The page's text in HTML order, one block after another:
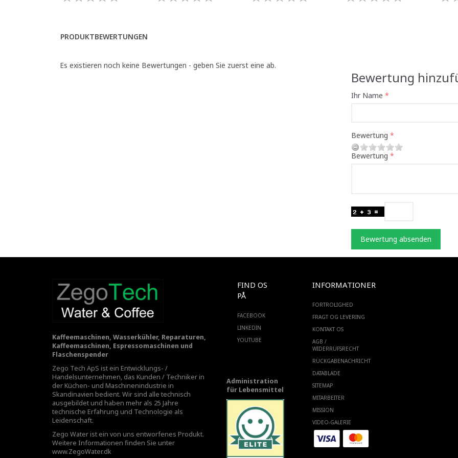
PRODUKTBEWERTUNGEN
Es existieren noch keine Bewertungen - geben Sie zuerst eine ab.
Bewertung
Ihr Name
Bewertung
Bewertung
Bewertung absenden
Kaffeemaschinen, Wasserkühler, Reparaturen,
Kaffeemaschinen, Espressomaschinen und
Flaschenspender
Zego Tech ApS ist ein Entwicklungs- /
Handelsunternehmen, das Kunden / Techniker in
der Küchen- und Maschinenindustrie in
Skandinavien bedient. Wir sind alle technisch
ausgebildet und haben mehr als 25 Jahre
technische Erfahrung und Technologie als
Leidenschaft.
Zego Water ist ein von uns entworfenes Produkt.
Weitere Informationen finden Sie unter
www.ZegoWater.dk
FIND OS
PÅ
FACEBOOK
LINKEDIN
YOUTUBE
Administration
für Lebensmittel
INFORMATIONER
FORTROLIGHED
FRAGT OG LEVERING
KONTAKT OS
AGB /
WIDERRUFSRECHT
RÜCKGABENACHRICHT
DATABLADE
SITEMAP
MITARBEITER
MISSION
VIDEO-GALERIE